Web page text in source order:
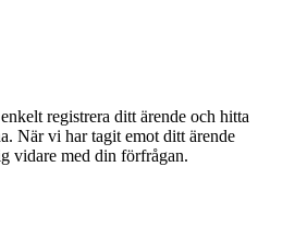
registrera ditt ärende och hitta
När vi har tagit emot ditt ärende
vidare med din förfrågan.